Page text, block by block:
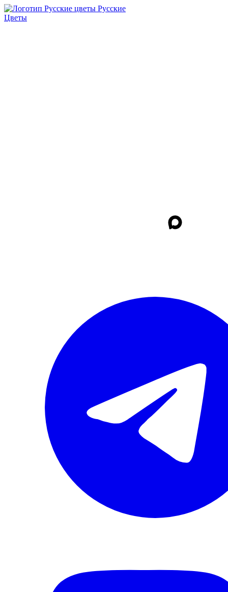
Русские
Цветы